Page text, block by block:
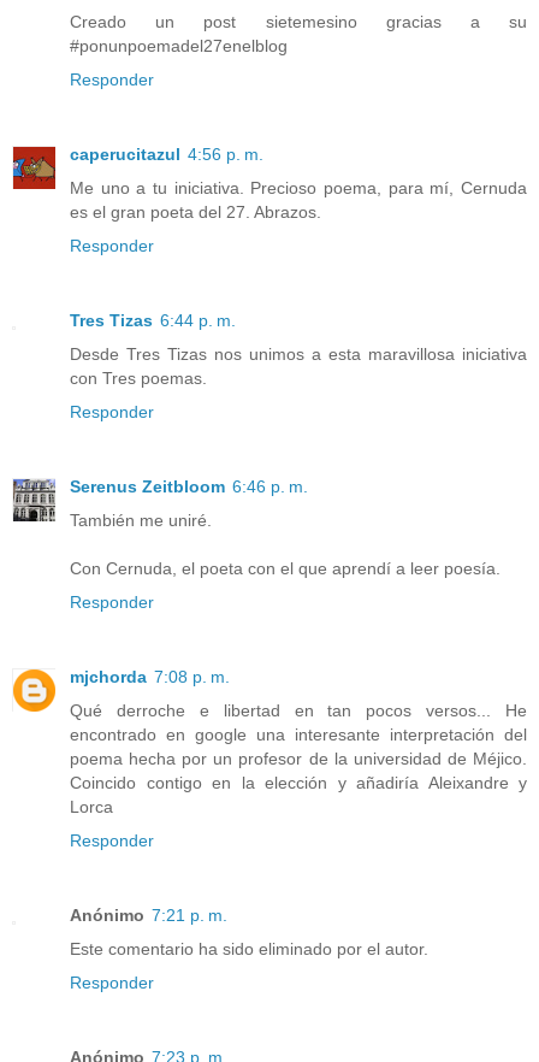
Creado un post sietemesino gracias a su
#ponunpoemadel27enelblog
Responder
caperucitazul 4:56 p. m.
Me uno a tu iniciativa. Precioso poema, para mí, Cernuda
es el gran poeta del 27. Abrazos.
Responder
Tres Tizas 6:44 p. m.
Desde Tres Tizas nos unimos a esta maravillosa iniciativa
con Tres poemas.
Responder
Serenus Zeitbloom 6:46 p. m.
También me uniré.
Con Cernuda, el poeta con el que aprendí a leer poesía.
Responder
mjchorda 7:08 p. m.
Qué derroche e libertad en tan pocos versos... He
encontrado en google una interesante interpretación del
poema hecha por un profesor de la universidad de Méjico.
Coincido contigo en la elección y añadiría Aleixandre y
Lorca
Responder
Anónimo 7:21 p. m.
Este comentario ha sido eliminado por el autor.
Responder
Anónimo 7:23 p. m.